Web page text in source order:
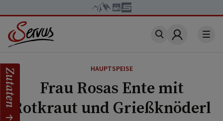
Account
HAUPTSPEISE
Frau Rosas Ente mit
Rotkraut und Grießknöderl
Zutaten